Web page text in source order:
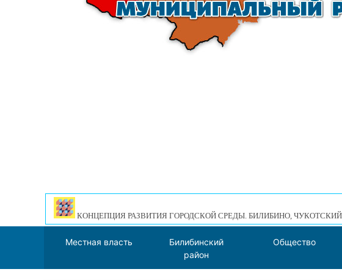
КОНЦЕПЦИЯ РАЗВИТИЯ ГОРОДСКОЙ СРЕДЫ. БИЛИБИНО,
Местная власть
Билибинский
район
Общество